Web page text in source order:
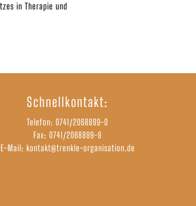
in Therapie und
Schnellkontakt:
Telefon:0741/2068899-0
Fax: 0741/2068899-9
E-Mail: kontakt@trenkle-organisation.de